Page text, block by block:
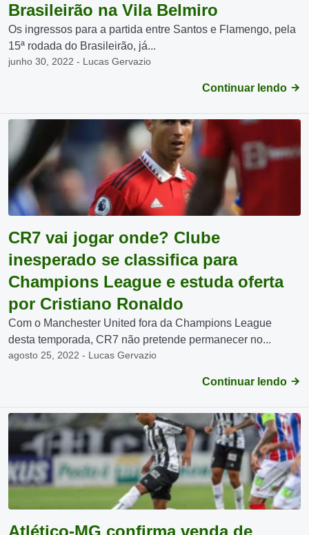
Brasileirão na Vila Belmiro
Os ingressos para a partida entre Santos e Flamengo, pela
15ª rodada do Brasileirão, já...
junho 30, 2022 - Lucas Gervazio
Continuar lendo
CR7 vai jogar onde? Clube
inesperado se classifica para
Champions League e estuda oferta
por Cristiano Ronaldo
Com o Manchester United fora da Champions League
desta temporada, CR7 não pretende permanecer no...
agosto 25, 2022 - Lucas Gervazio
Continuar lendo
Atlético-MG confirma venda de